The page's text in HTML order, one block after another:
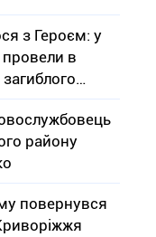
з Героєм: у
в
Тісьменка
району
повернувся